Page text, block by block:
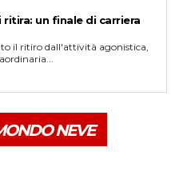
ritira: un finale di carriera
il ritiro dall'attività agonistica,
NEVE